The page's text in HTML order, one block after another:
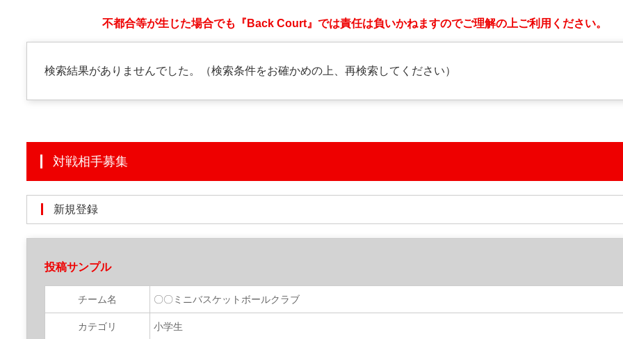
不都合等が生じた場合でも『Back Court』では責任は負いかねますのでご理解の上ご利用ください。
検索結果がありませんでした。（検索条件をお確かめの上、再検索してください）
対戦相手募集
新規登録
投稿サンプル
チーム名 〇〇ミニバスケットボールクラブ
カテゴリ 小学生